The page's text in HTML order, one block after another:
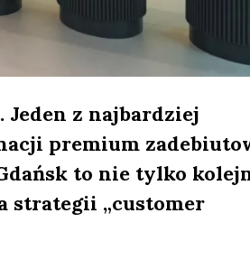
z najbardziej
premium
to nie tylko
strategii „customer